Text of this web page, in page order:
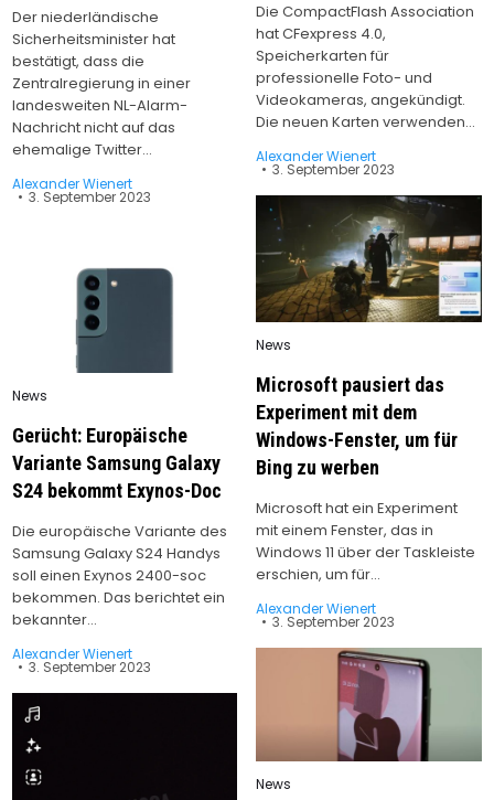
Die CompactFlash Association
hat CFexpress 4.0,
Speicherkarten für
professionelle Foto- und
Videokameras, angekündigt.
Die neuen Karten verwenden…
Alexander Wienert
3. September 2023
Der niederländische
Sicherheitsminister hat
bestätigt, dass die
Zentralregierung in einer
landesweiten NL-Alarm-
Nachricht nicht auf das
ehemalige Twitter…
Alexander Wienert
3. September 2023
Posted
News
Microsoft pausiert das
Experiment mit dem
Windows-Fenster, um für
Bing zu werben
Microsoft hat ein Experiment
mit einem Fenster, das in
Windows 11 über der Taskleiste
erschien, um für…
Alexander Wienert
3. September 2023
Posted
News
Gerücht: Europäische
Variante Samsung Galaxy
S24 bekommt Exynos-Doc
Die europäische Variante des
Samsung Galaxy S24 Handys
soll einen Exynos 2400-soc
bekommen. Das berichtet ein
bekannter…
Alexander Wienert
3. September 2023
Posted
News